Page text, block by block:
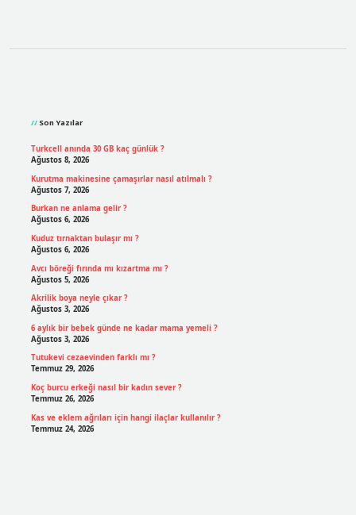
Son Yazılar
Turkcell anında 30 GB kaç günlük ?
Ağustos 8, 2026
Kurutma makinesine çamaşırlar nasıl atılmalı ?
Ağustos 7, 2026
Burkan ne anlama gelir ?
Ağustos 6, 2026
Kuduz tırnaktan bulaşır mı ?
Ağustos 6, 2026
Avcı böreği fırında mı kızartma mı ?
Ağustos 5, 2026
Akrilik boya neyle çıkar ?
Ağustos 3, 2026
6 aylık bir bebek günde ne kadar mama yemeli ?
Ağustos 3, 2026
Tutukevi cezaevinden farklı mı ?
Temmuz 29, 2026
Koç burcu erkeği nasıl bir kadın sever ?
Temmuz 26, 2026
Kas ve eklem ağrıları için hangi ilaçlar kullanılır ?
Temmuz 24, 2026